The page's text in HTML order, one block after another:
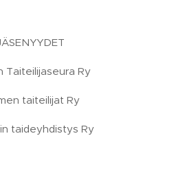
Taiteilijaseura Ry
taiteilijat Ry
taideyhdistys Ry